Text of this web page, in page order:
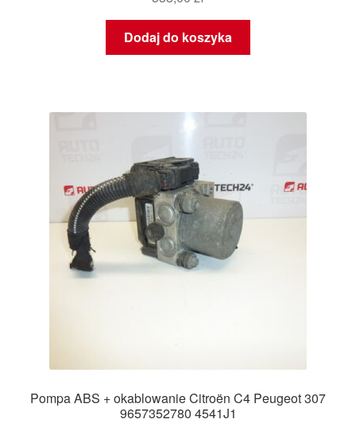
Dodaj do koszyka
Pompa ABS + okablowanie Citroën C4 Peugeot 307
9657352780 4541J1